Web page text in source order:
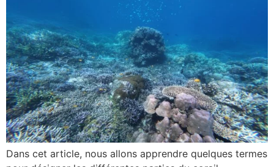
Dans cet article, nous allons apprendre quelques termes